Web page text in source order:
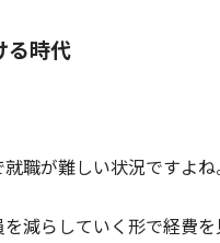
る時代
職が難しい状況ですよね
減らしていく形で経費